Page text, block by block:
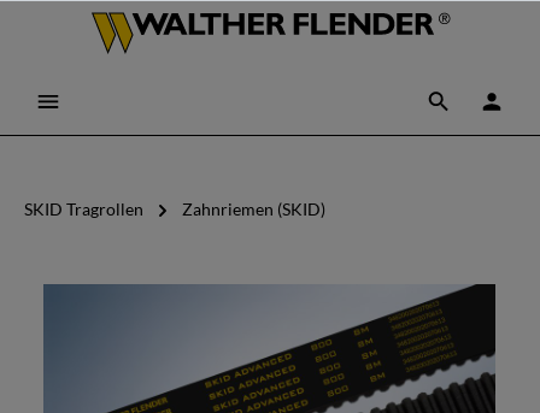
SKID Tragrollen Zahnriemen (SKID)